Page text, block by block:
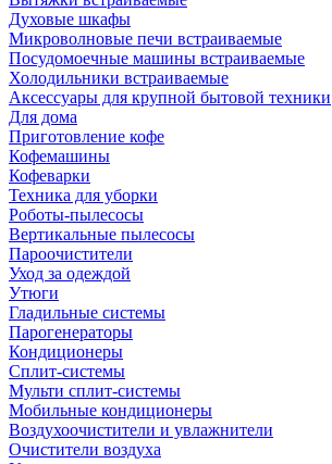
Духовые шкафы
Микроволновые печи встраиваемые
Посудомоечные машины встраиваемые
Холодильники встраиваемые
Аксессуары для крупной бытовой техники
Для дома
Приготовление кофе
Кофемашины
Кофеварки
Техника для уборки
Роботы-пылесосы
Вертикальные пылесосы
Пароочистители
Уход за одеждой
Утюги
Гладильные системы
Парогенераторы
Кондиционеры
Сплит-системы
Мульти сплит-системы
Мобильные кондиционеры
Воздухоочистители и увлажнители
Очистители воздуха